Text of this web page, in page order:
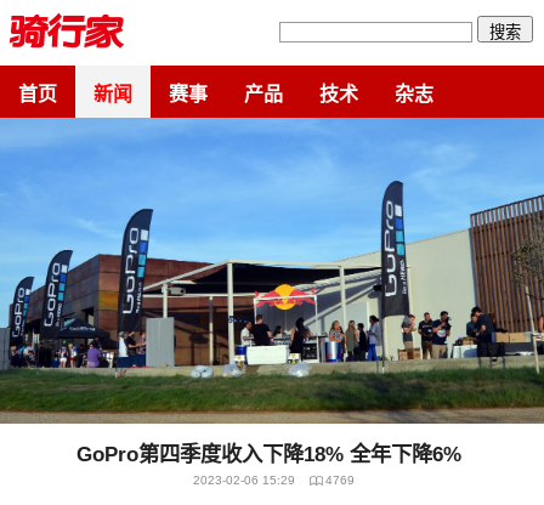
搜索
首页 新闻 赛事 产品 技术 杂志
GoPro第四季度收入下降18% 全年下降6%
2023-02-06 15:29 4769